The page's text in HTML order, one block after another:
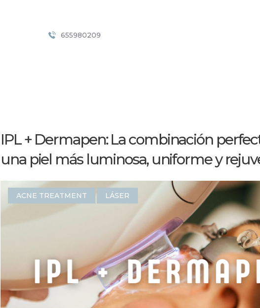
655980209
Vital Esthetic
IPL + Dermapen: La combinación
una piel más luminosa, uniforme y
ACNE TREATMENT LÁSER